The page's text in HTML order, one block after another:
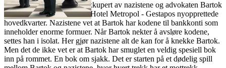
Wien, 1938: Østerrike er okkupert av nazistene og advokaten Bartok
blir arrestert og fengslet på Hotel Metropol - Gestapos nyopprettede
hovedkvarter. Nazistene vet at Bartok har kodene til bankkonti som
inneholder enorme formuer. Når Bartok nekter å avsløre kodene,
settes han i isolat. Her gjør nazistene alt de kan for å knekke Bartok.
Men det de ikke vet er at Bartok har smuglet en veldig spesiell bok
inn på rommet. En bok om sjakk. Det er starten på et dødelig spill